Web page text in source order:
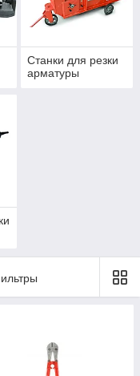
Станки для резки
арматуры